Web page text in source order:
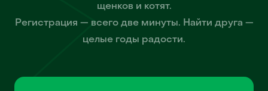
щенков и котят.
Регистрация — всего две минуты. Найти друга —
целые годы радости.